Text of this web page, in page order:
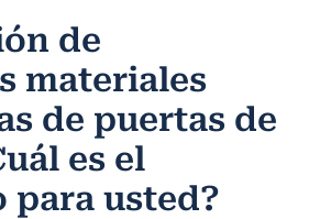
de
materiales
de puertas de
es el
para usted?